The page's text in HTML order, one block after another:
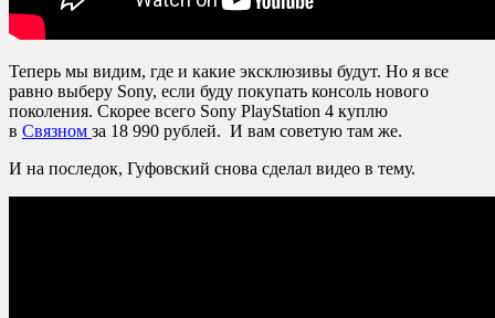
Теперь мы видим, где и какие эксклюзивы будут. Но я все
равно выберу Sony, если буду покупать консоль нового
поколения. Скорее всего Sony PlayStation 4 куплю
в Связном за 18 990 рублей. И вам советую там же.
И на последок, Гуфовский снова сделал видео в тему.